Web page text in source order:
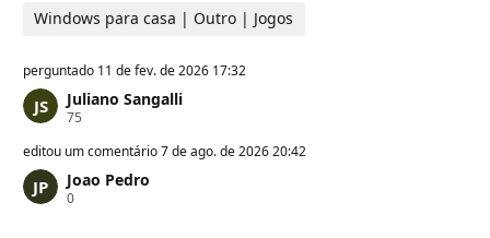
Windows para casa | Outro | Jogos
perguntado 11 de fev. de 2026 17:32
Juliano Sangalli
75
n
o
editou um comentário7 de ago. de 2026 20:42
Joao Pedro
0P